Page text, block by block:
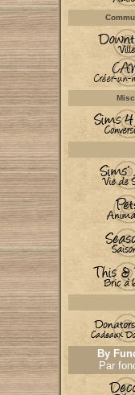
Misc.
By
Par